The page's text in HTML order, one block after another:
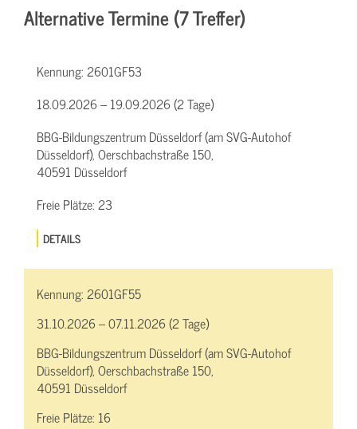
Alternative Termine (7 Treffer)
Kennung:2601GF53
18.09.2026 – 19.09.2026 (2 Tage)
BBG-Bildungszentrum Düsseldorf (am SVG-Autohof
Düsseldorf), Oerschbachstraße 150,
40591 Düsseldorf
Freie Plätze:23
DETAILS
Kennung:2601GF55
31.10.2026 – 07.11.2026 (2 Tage)
BBG-Bildungszentrum Düsseldorf (am SVG-Autohof
Düsseldorf), Oerschbachstraße 150,
40591 Düsseldorf
Freie Plätze: 16